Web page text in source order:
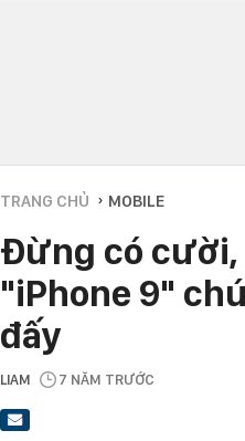
TRANG CHỦ › MOBILE
Đừng có cười,
"iPhone 9"
đấy
LIAM 7 NĂM TRƯỚC